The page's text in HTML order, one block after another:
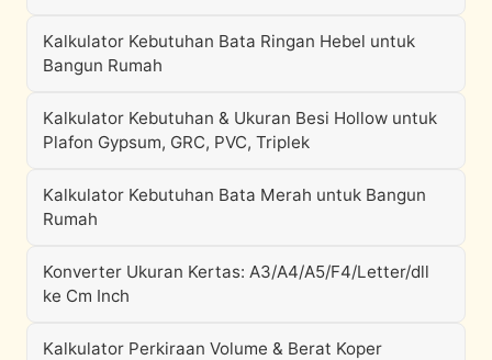
Kalkulator Kebutuhan Bata Ringan Hebel untuk
Bangun Rumah
Kalkulator Kebutuhan & Ukuran Besi Hollow untuk
Plafon Gypsum, GRC, PVC, Triplek
Kalkulator Kebutuhan Bata Merah untuk Bangun
Rumah
Konverter Ukuran Kertas: A3/A4/A5/F4/Letter/dll
ke Cm Inch
Kalkulator Perkiraan Volume & Berat Koper